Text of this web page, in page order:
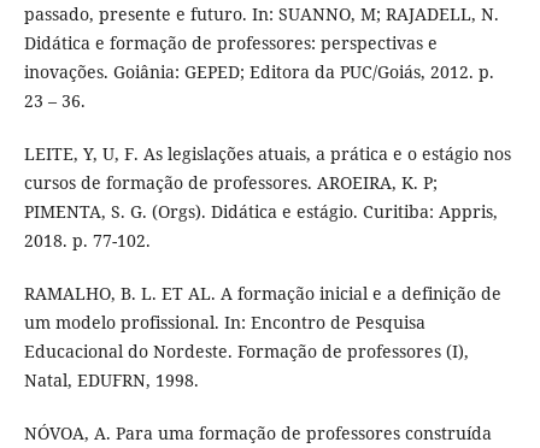
passado, presente e futuro. In: SUANNO, M; RAJADELL, N.
Didática e formação de professores: perspectivas e
inovações. Goiânia: GEPED; Editora da PUC/Goiás, 2012. p.
23 – 36.
LEITE, Y, U, F. As legislações atuais, a prática e o estágio nos
cursos de formação de professores. AROEIRA, K. P;
PIMENTA, S. G. (Orgs). Didática e estágio. Curitiba: Appris,
2018. p. 77-102.
RAMALHO, B. L. ET AL. A formação inicial e a definição de
um modelo profissional. In: Encontro de Pesquisa
Educacional do Nordeste. Formação de professores (I),
Natal, EDUFRN, 1998.
NÓVOA, A. Para uma formação de professores construída